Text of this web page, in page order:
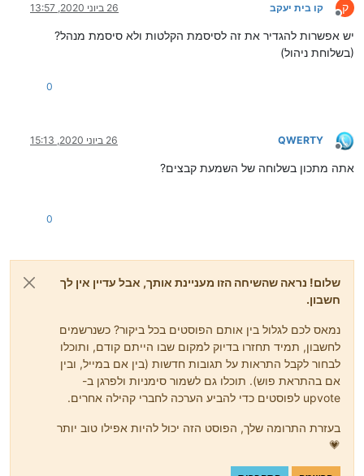
ק
מנותק
קו בית יעקב 26 ביוני 2020, 13:57
יש אפשרות להגדיר את זה לסיסמת הקלטות ולא סיסמת מנהל?
(בשלוחת ניהול)
0
מנותק
QWERTY 26 ביוני 2020, 15:13
אתה מתכון בשלוחה של השמעת קבצים?
0
שלום! נראה שהשיחה הזו מעניינת אותך, אבל עדיין אין לך
חשבון.
נמאס לכם לגלול בין אותם הפוסטים בכל ביקור? כשנרשמים
לחשבון, תמיד תחזרו בדיוק למקום שבו הייתם קודם, ותוכלו
לבחור לקבל התראות על תגובות חדשות (בין אם במייל, ובין
אם בהתראת פוש). תוכלו גם לשמור סימניות ולפרגן ב-
upvote לפוסטים כדי להביע הערכה לחברי קהילה אחרים.
בעזרת התרומה שלך, הפוסט הזה יכול להיות אפילו טוב יותר
💗